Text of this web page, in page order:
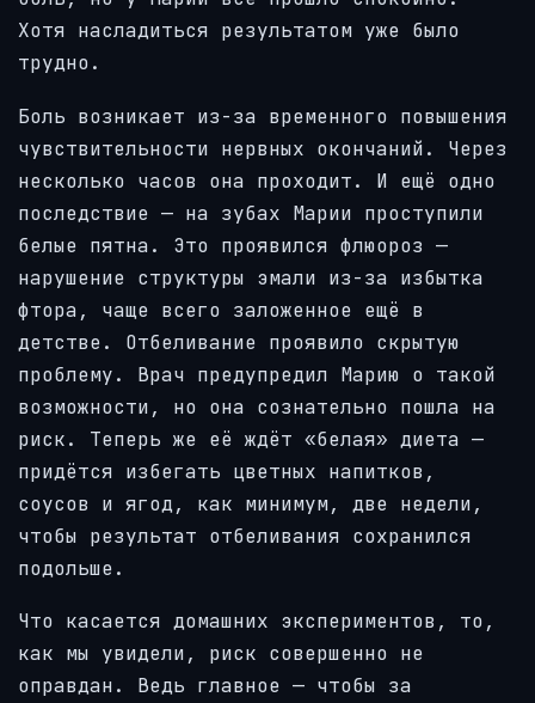
Хотя насладиться результатом уже было
трудно.
Боль возникает из-за временного повышения
чувствительности нервных окончаний. Через
несколько часов она проходит. И ещё одно
последствие — на зубах Марии проступили
белые пятна. Это проявился флюороз —
нарушение структуры эмали из-за избытка
фтора, чаще всего заложенное ещё в
детстве. Отбеливание проявило скрытую
проблему. Врач предупредил Марию о такой
возможности, но она сознательно пошла на
риск. Теперь же её ждёт «белая» диета —
придётся избегать цветных напитков,
соусов и ягод, как минимум, две недели,
чтобы результат отбеливания сохранился
подольше.
Что касается домашних экспериментов, то,
как мы увидели, риск совершенно не
оправдан. Ведь главное — чтобы за